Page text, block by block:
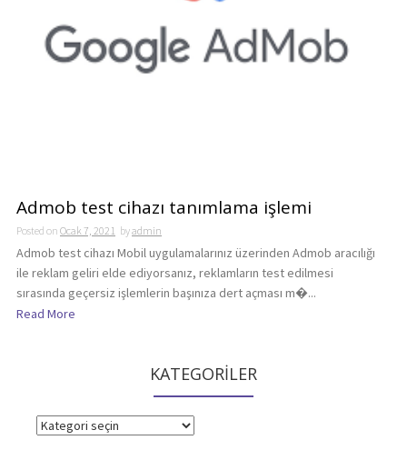
Admob test cihazı tanımlama işlemi
Posted on Ocak 7, 2021 byadmin
Admob test cihazı Mobil uygulamalarınız üzerinden Admob aracılığı
ile reklam geliri elde ediyorsanız, reklamların test edilmesi
sırasında geçersiz işlemlerin başınıza dert açması m�...
Read More
KATEGORİLER
KATEGORİLER